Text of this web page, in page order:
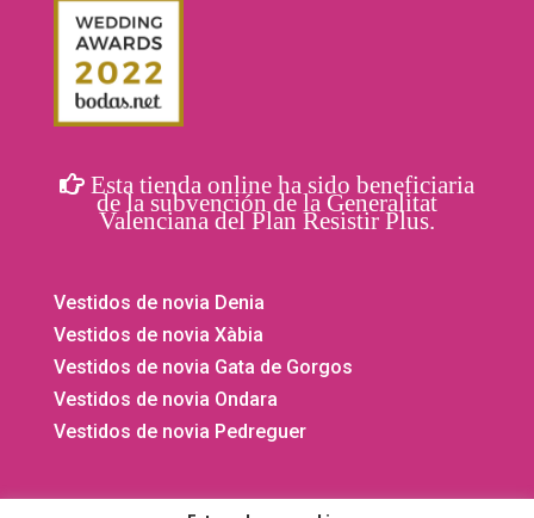
Esta tienda online ha sido beneficiaria
de la subvención de la Generalitat
Valenciana del Plan Resistir Plus.
Vestidos de novia Denia
Vestidos de novia Xàbia
Vestidos de novia Gata de Gorgos
Vestidos de novia Ondara
Vestidos de novia Pedreguer